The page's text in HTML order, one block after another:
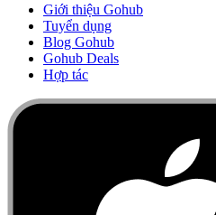
Giới thiệu Gohub
Tuyển dụng
Blog Gohub
Gohub Deals
Hợp tác